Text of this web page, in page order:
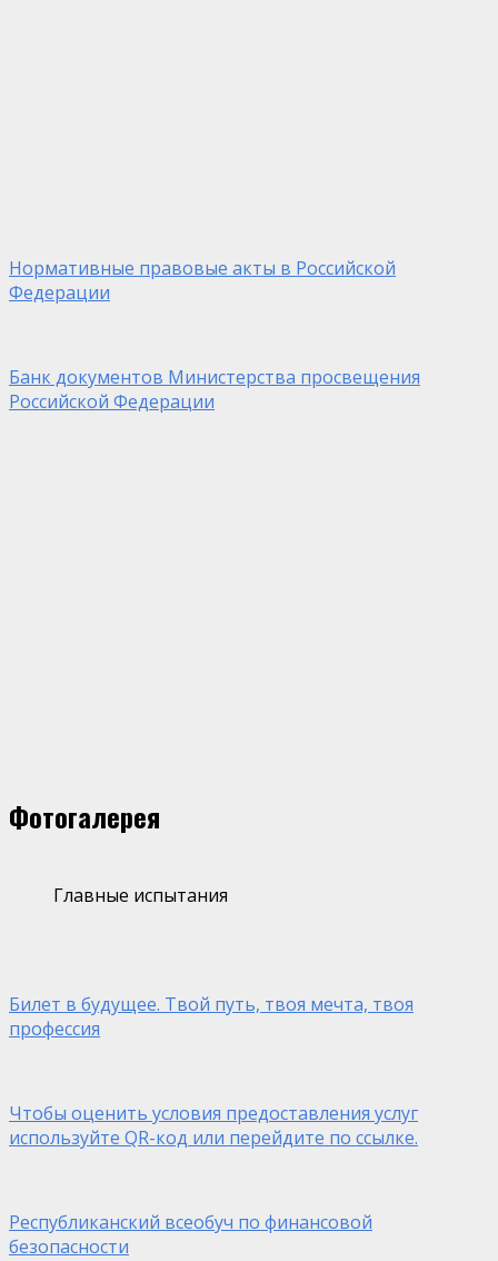
Нормативные правовые акты в Российской
Федерации
Банк документов Министерства просвещения
Российской Федерации
Фотогалерея
Главные испытания
Билет в будущее. Твой путь, твоя мечта, твоя
профессия
Чтобы оценить условия предоставления услуг
используйте QR-код или перейдите по ссылке.
Республиканский всеобуч по финансовой
безопасности